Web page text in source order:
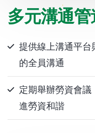
多元溝通管
提供線上溝通平台
的全員溝通
定期舉辦勞資會議
進勞資和諧